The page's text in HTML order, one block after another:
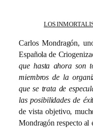
LOS
Carlos Mondragón,
Española de
que hasta ahora son
miembros de la
que se trata de
las posibilidades de
de vista objetivo,
Mondragón respecto al